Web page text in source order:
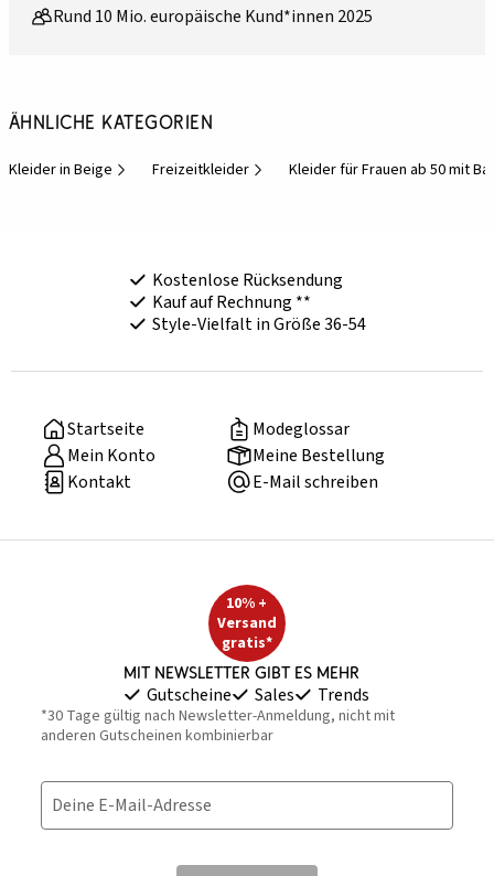
Rund 10 Mio. europäische Kund*innen 2025
Ähnliche Kategorien
Kleider in Beige Freizeitkleider Kleider für Frauen ab 50 mit
Kostenlose Rücksendung
Kauf auf Rechnung **
Style-Vielfalt in Größe 36-54
Startseite
Modeglossar
Mein Konto
Meine Bestellung
Kontakt
E-Mail schreiben
10% +
Versand
gratis*
Mit Newsletter gibt es mehr
Gutscheine Sales Trends
*30 Tage gültig nach Newsletter-Anmeldung, nicht mit
anderen Gutscheinen kombinierbar
Deine E-Mail-Adresse